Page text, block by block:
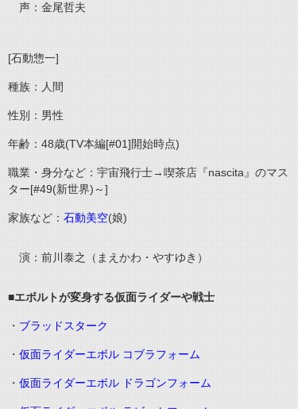
声：金尾哲夫
[石動惣一]
種族：人間
性別：男性
年齢：48歳(TV本編[#01]開始時点)
職業・身分など：宇宙飛行士→喫茶店『nascita』のマス
ター[#49(新世界)～]
家族など： 石動美空(娘)
演：前川泰之（まえかわ・やすゆき）
■エボルトが変身する仮面ライダーや戦士
・ ブラッドスターク
・ 仮面ライダーエボル コブラフォーム
・ 仮面ライダーエボル ドラゴンフォーム